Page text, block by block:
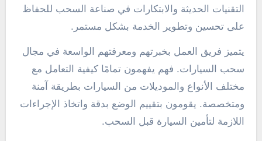
التقنيات الحديثة والابتكارات في صناعة السحب للحفاظ
على تحسين وتطوير الخدمة بشكل مستمر.
يتميز فريق العمل بخبرتهم ومعرفتهم الواسعة في مجال
سحب السيارات. فهم يفهمون تمامًا كيفية التعامل مع
مختلف الأنواع والموديلات من السيارات بطريقة آمنة
ومتخصصة. يقومون بتقييم الوضع بدقة واتخاذ الإجراءات
اللازمة لتأمين السيارة قبل السحب.